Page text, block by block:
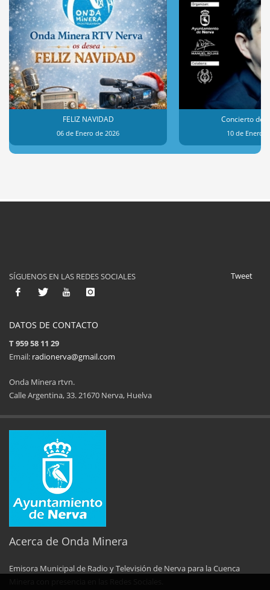
FELIZ NAVIDAD
06 de Enero de 2026
Concierto de
10 de Enero
11ª Feria del Jamón
14 de Agosto de 2025
34 Memorial
No al maltrato animal Semana Cultural
Tweet
SÍGUENOS EN LAS REDES SOCIALES
DATOS DE CONTACTO
T 959 58 11 29
Email: radionerva@gmail.com
Onda Minera rtvn.
Calle Argentina, 33. 21670 Nerva, Huelva
Acerca de Onda Minera
Emisora Municipal de Radio y Televisión de Nerva para la Cuenca